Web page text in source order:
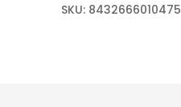
SKU: 8432666010475